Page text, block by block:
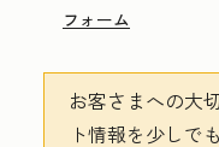
フォーム
お客さまへの大
ト情報を少しで